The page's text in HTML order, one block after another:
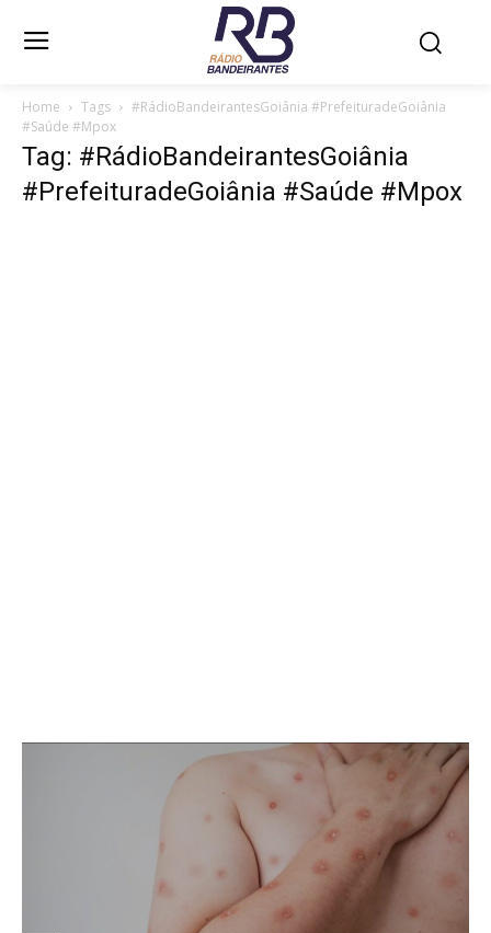
Home Tags
#RádioBandeirantesGoiânia #PrefeituradeGoiânia
#Saúde #Mpox
Tag: #RádioBandeirantesGoiânia
#PrefeituradeGoiânia #Saúde #Mpox